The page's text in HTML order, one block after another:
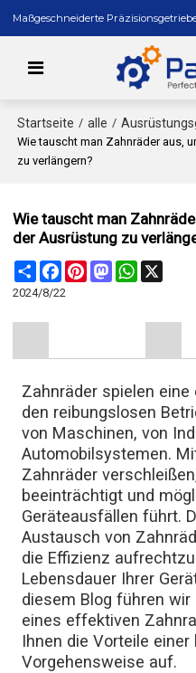
Maßgeschneiderte
Startseite / alle /
Wie tauscht man Zahnräder aus,
zu verlängern?
Wie tauscht man
der Ausrüstung zu
Share FacebookPinterestMastodonWhatsApp
2024/8/22
Zahnräder spielen
den reibungslosen
von Maschinen, von
Automobilsystemen.
Zahnräder
beeinträchtigt und
Geräteausfällen führt.
Austausch von
die Effizienz
Lebensdauer Ihrer
diesem Blog führen
eines effektiven
Ihnen die Vorteile einer
Vorgehensweise auf.